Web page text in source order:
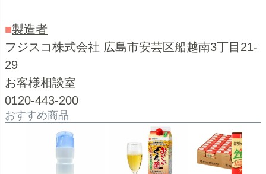
■製造者
フジスコ株式会社 広島市安芸区船越南3丁目21-
29
お客様相談室
0120-443-200
おすすめ商品